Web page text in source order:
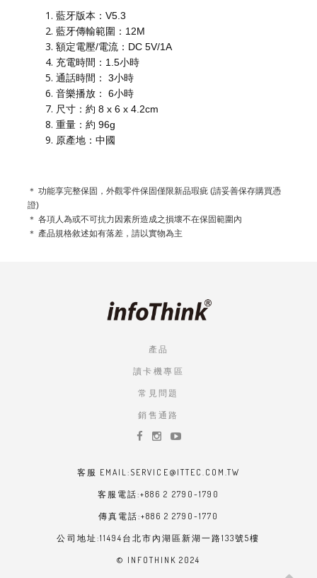
藍牙版本：V5.3
藍牙傳輸範圍：12M
額定電壓/電流：DC 5V/1A
充電時間：1.5小時
通話時間： 3小時
音樂播放： 6小時
尺寸：約 8 x 6 x 4.2cm
重量：約 96g
原產地：中國
＊ 功能享完整保固，外觀零件保固僅限新品瑕疵 (請妥善保存購買憑
證)
＊ 各項人為或不可抗力因素所造成之損壞不在保固範圍內
＊ 產品規格敘述如有落差，請以實物為主
產品
讀卡機專區
常見問題
銷售通路
客服 EMAIL:SERVICE@ITTEC.COM.TW
客服電話:+886 2 2790-1790
傳真電話:+886 2 2790-1770
公司地址:11494台北市內湖區新湖一路133號5樓
© INFOTHINK 2024